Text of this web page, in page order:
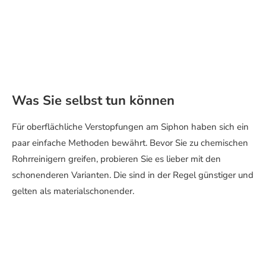
Was Sie selbst tun können
Für oberflächliche Verstopfungen am Siphon haben sich ein
paar einfache Methoden bewährt. Bevor Sie zu chemischen
Rohrreinigern greifen, probieren Sie es lieber mit den
schonenderen Varianten. Die sind in der Regel günstiger und
gelten als materialschonender.